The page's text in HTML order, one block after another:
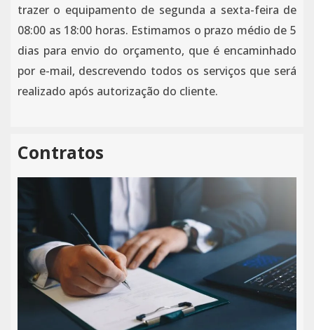
trazer o equipamento de segunda a sexta-feira de
08:00 as 18:00 horas. Estimamos o prazo médio de 5
dias para envio do orçamento, que é encaminhado
por e-mail, descrevendo todos os serviços que será
realizado após autorização do cliente.
Contratos